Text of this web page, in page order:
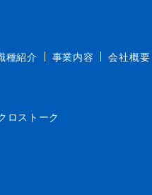
種紹介 事業内容 会社概要
ロストーク